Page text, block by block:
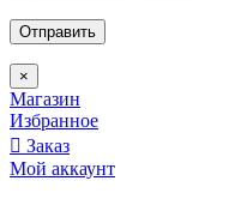
×
Магазин
Избранное
Заказ
Мой аккаунт